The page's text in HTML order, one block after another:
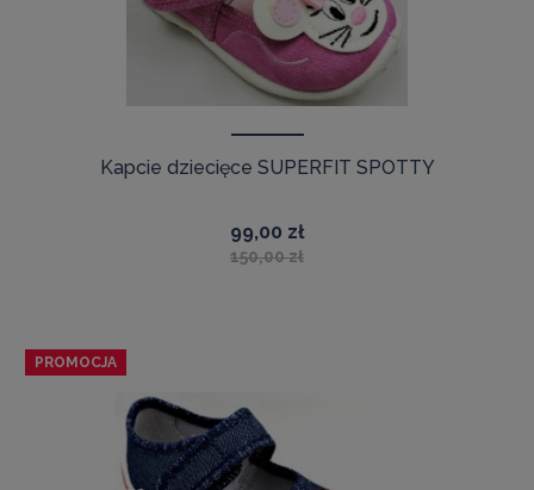
Kapcie dziecięce SUPERFIT SPOTTY
99,00 zł
150,00 zł
PROMOCJA